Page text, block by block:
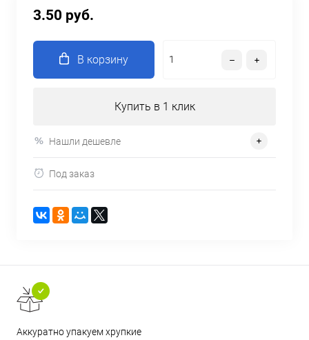
3.50 руб.
В корзину
Купить в 1 клик
Нашли дешевле
Под заказ
Аккуратно упакуем хрупкие